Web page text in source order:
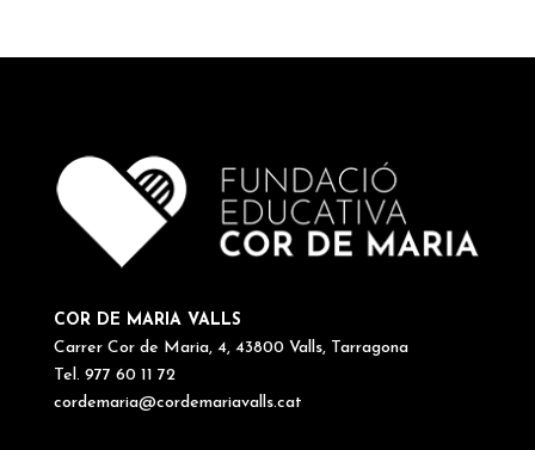
COR DE MARIA VALLS
Carrer Cor de Maria, 4, 43800 Valls, Tarragona
Tel. 977 60 11 72
cordemaria@cordemariavalls.cat